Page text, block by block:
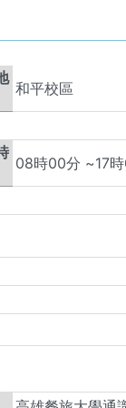
和平校區
08時00 分 ~17時